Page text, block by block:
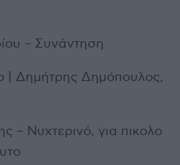
– Συνάντηση
| Δημήτρης Δημόπουλος,
– Νυχτερινό, για πικολο